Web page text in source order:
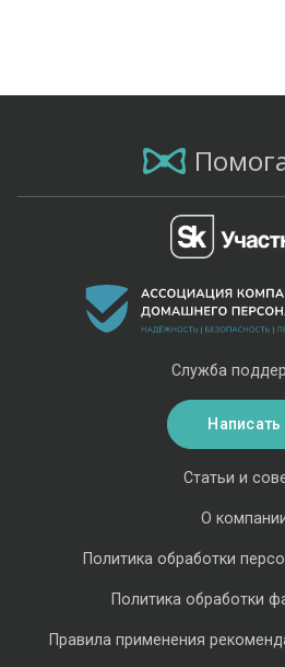
Статьи и
О
Политика обработки
Политика обработки
Правила применения
Служба
Написать